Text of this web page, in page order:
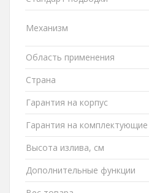
Механизм
Область применения
Страна
Гарантия на корпус
Гарантия на комплектующие
Высота излива, см
Дополнительные функции